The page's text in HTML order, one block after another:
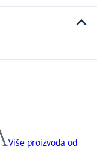
Više proizvoda od